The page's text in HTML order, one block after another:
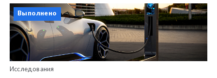
Выполнено
Исследования